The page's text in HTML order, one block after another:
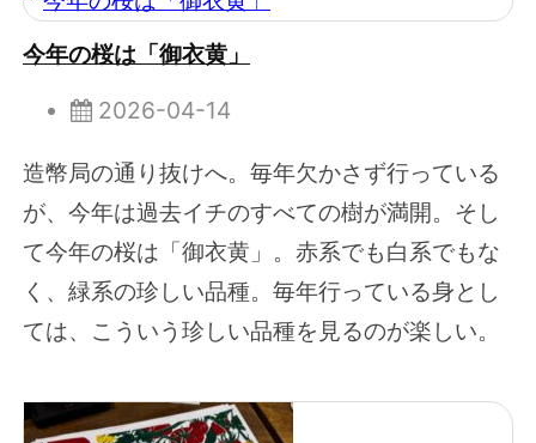
今年の桜は「御衣黄」
2026-04-14
造幣局の通り抜けへ。毎年欠かさず行っている
が、今年は過去イチのすべての樹が満開。そし
て今年の桜は「御衣黄」。赤系でも白系でもな
く、緑系の珍しい品種。毎年行っている身とし
ては、こういう珍しい品種を見るのが楽しい。